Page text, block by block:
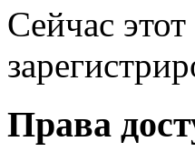
Сейчас
Права